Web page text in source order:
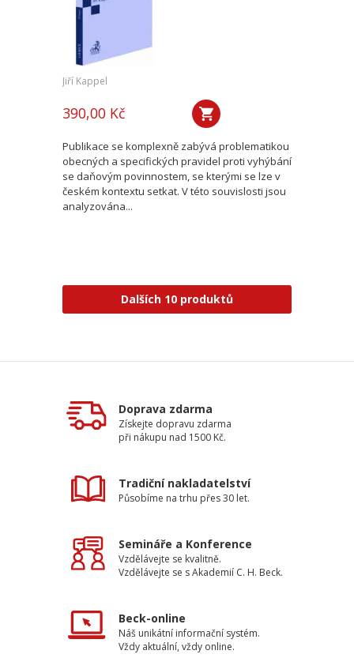
Jiří Kappel
390,00 Kč
Publikace se komplexně zabývá problematikou
obecných a specifických pravidel proti vyhýbání
se daňovým povinnostem, se kterými se lze v
českém kontextu setkat. V této souvislosti jsou
analyzována...
Dalších 10 produktů
Doprava zdarma
Získejte dopravu zdarma
při nákupu nad 1500 Kč.
Tradiční nakladatelství
Působíme na trhu přes 30 let.
Semináře a Konference
Vzdělávejte se kvalitně.
Vzdělávejte se s Akademií C. H. Beck.
Beck-online
Náš unikátní informační systém.
Vždy aktuální, vždy online.